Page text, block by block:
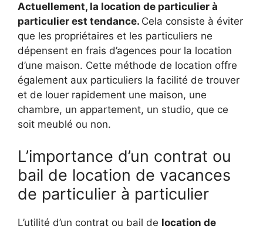
Actuellement, la location de particulier à
particulier est tendance. Cela consiste à éviter
que les propriétaires et les particuliers ne
dépensent en frais d’agences pour la location
d’une maison. Cette méthode de location offre
également aux particuliers la facilité de trouver
et de louer rapidement une maison, une
chambre, un appartement, un studio, que ce
soit meublé ou non.
L’importance d’un contrat ou
bail de location de vacances
de particulier à particulier
L’utilité d’un contrat ou bail de location de